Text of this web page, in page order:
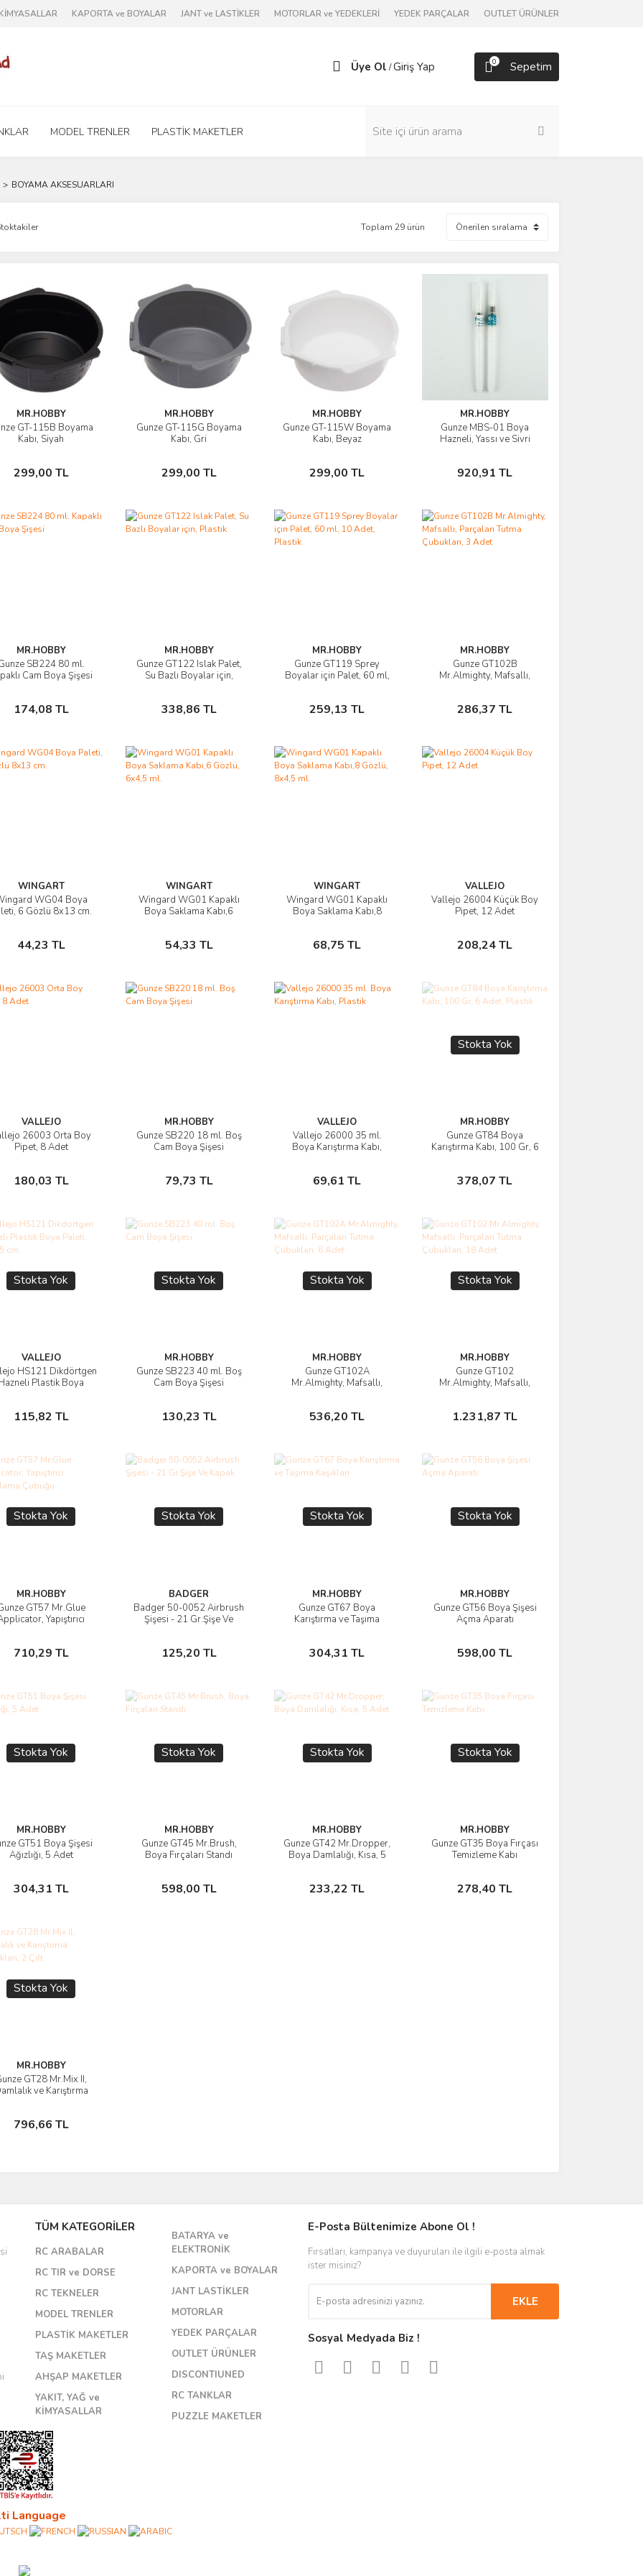
KAPORTA ve BOYALAR JANT ve LASTİKLER MOTORLAR ve YEDEKLERİ YEDEK PARÇALAR OUTLET ÜRÜNLER
Üye Ol /Giriş Yap 0 Sepetim
MODEL TRENLER PLASTİK MAKETLER
BOYAMA AKSESUARLARI
Toplam 29 ürün
MR.HOBBY
GT-115B Boyama
Kabı, Siyah
299,00 TL
Ürünü İncele
Sepete Ekle
MR.HOBBY
Gunze GT-115G Boyama
Kabı, Gri
299,00 TL
Ürünü İncele
Sepete Ekle
MR.HOBBY
Gunze GT-115W Boyama
Kabı, Beyaz
299,00 TL
Ürünü İncele
Sepete Ekle
MR.HOBBY
Gunze MBS-01 Boya
Hazneli, Yassı ve Sivri
920,91 TL
Ürünü İncele
Sepete Ekle
MR.HOBBY
SB224 80 ml.
Cam Boya Şişesi
174,08 TL
Ürünü İncele
Sepete Ekle
MR.HOBBY
Gunze GT122 Islak Palet,
Su Bazlı Boyalar için,
338,86 TL
Ürünü İncele
Sepete Ekle
MR.HOBBY
Gunze GT119 Sprey
Boyalar için Palet, 60 ml,
259,13 TL
Ürünü İncele
Sepete Ekle
MR.HOBBY
Gunze GT102B
Mr.Almighty, Mafsallı,
286,37 TL
Ürünü İncele
Sepete Ekle
WINGART
WG04 Boya
6 Gözlü 8x13 cm.
44,23 TL
Ürünü İncele
Sepete Ekle
WINGART
Wingard WG01 Kapaklı
Boya Saklama Kabı,6
54,33 TL
Ürünü İncele
Sepete Ekle
WINGART
Wingard WG01 Kapaklı
Boya Saklama Kabı,8
68,75 TL
Ürünü İncele
Sepete Ekle
VALLEJO
Vallejo 26004 Küçük Boy
Pipet, 12 Adet
208,24 TL
Ürünü İncele
Sepete Ekle
VALLEJO
26003 Orta Boy
Pipet, 8 Adet
180,03 TL
Ürünü İncele
Sepete Ekle
MR.HOBBY
Gunze SB220 18 ml. Boş
Cam Boya Şişesi
79,73 TL
Ürünü İncele
Sepete Ekle
VALLEJO
Vallejo 26000 35 ml.
Boya Karıştırma Kabı,
69,61 TL
Ürünü İncele
Sepete Ekle
Stokta Yok
MR.HOBBY
Gunze GT84 Boya
Karıştırma Kabı, 100 Gr, 6
378,07 TL
Ürünü İncele
Stokta Yok
Stokta Yok
VALLEJO
HS121 Dikdörtgen
Plastik Boya
115,82 TL
Ürünü İncele
Stokta Yok
Stokta Yok
MR.HOBBY
Gunze SB223 40 ml. Boş
Cam Boya Şişesi
130,23 TL
Ürünü İncele
Stokta Yok
Stokta Yok
MR.HOBBY
Gunze GT102A
Mr.Almighty, Mafsallı,
536,20 TL
Ürünü İncele
Stokta Yok
Stokta Yok
MR.HOBBY
Gunze GT102
Mr.Almighty, Mafsallı,
1.231,87 TL
Ürünü İncele
Stokta Yok
Stokta Yok
MR.HOBBY
GT57 Mr.Glue
Yapıştırıcı
710,29 TL
Ürünü İncele
Stokta Yok
Stokta Yok
BADGER
Badger 50-0052 Airbrush
Şişesi - 21 Gr.Şişe Ve
125,20 TL
Ürünü İncele
Stokta Yok
Stokta Yok
MR.HOBBY
Gunze GT67 Boya
Karıştırma ve Taşıma
304,31 TL
Ürünü İncele
Stokta Yok
Stokta Yok
MR.HOBBY
Gunze GT56 Boya Şişesi
Açma Aparatı
598,00 TL
Ürünü İncele
Stokta Yok
Stokta Yok
MR.HOBBY
GT51 Boya Şişesi
Ağızlığı, 5 Adet
304,31 TL
Ürünü İncele
Stokta Yok
Stokta Yok
MR.HOBBY
Gunze GT45 Mr.Brush,
Boya Fırçaları Standı
598,00 TL
Ürünü İncele
Stokta Yok
Stokta Yok
MR.HOBBY
Gunze GT42 Mr.Dropper,
Boya Damlalığı, Kısa, 5
233,22 TL
Ürünü İncele
Stokta Yok
Stokta Yok
MR.HOBBY
Gunze GT35 Boya Fırçası
Temizleme Kabı
278,40 TL
Ürünü İncele
Stokta Yok
Stokta Yok
MR.HOBBY
GT28 Mr.Mix II,
ve Karıştırma
796,66 TL
Ürünü İncele
Stokta Yok
TÜM KATEGORİLER
RC ARABALAR
RC TIR ve DORSE
RC TEKNELER
MODEL TRENLER
PLASTİK MAKETLER
TAŞ MAKETLER
AHŞAP MAKETLER
YAKIT, YAĞ ve
KİMYASALLAR
BATARYA ve
ELEKTRONİK
KAPORTA ve BOYALAR
JANT LASTİKLER
MOTORLAR
YEDEK PARÇALAR
OUTLET ÜRÜNLER
DISCONTIUNED
RC TANKLAR
PUZZLE MAKETLER
Language
E-Posta Bültenimize Abone Ol !
Fırsatları, kampanya ve duyuruları ile ilgili e-posta almak
ister misiniz?
EKLE
Sosyal Medyada Biz !